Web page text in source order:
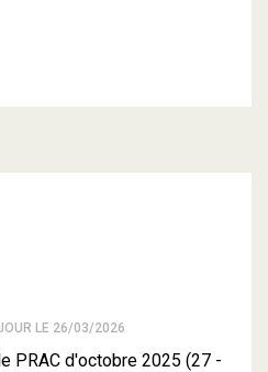
LE 26/03/2026
PRAC d'octobre 2025 (27 -